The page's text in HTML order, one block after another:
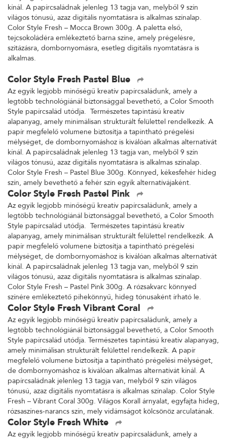
kínál. A papírcsaládnak jelenleg 13 tagja van, melyből 9 szín
világos tónusú, azaz digitális nyomtatásra is alkalmas színalap.
Color Style Fresh – Mocca Brown 300g. A paletta első,
tejcsokoládéra emlékeztető barna színe, amely prégelésre,
szitázásra, dombornyomásra, esetleg digitális nyomtatásra is
alkalmas.
Color Style Fresh Pastel Blue
Az egyik legjobb minőségű kreatív papírcsaládunk, amely a
legtöbb technológiánál biztonsággal bevethető, a Color Smooth
Style papírcsalád utódja. Természetes tapintású kreatív
alapanyag, amely minimálisan strukturált felülettel rendelkezik. A
papír megfelelő volumene biztosítja a tapintható prégelési
mélységet, de dombornyomáshoz is kiválóan alkalmas alternatívát
kínál. A papírcsaládnak jelenleg 13 tagja van, melyből 9 szín
világos tónusú, azaz digitális nyomtatásra is alkalmas színalap.
Color Style Fresh – Pastel Blue 300g. Könnyed, kékesfehér hideg
szín, amely bevethető a fehér szín egyik alternatívájaként.
Color Style Fresh Pastel Pink
Az egyik legjobb minőségű kreatív papírcsaládunk, amely a
legtöbb technológiánál biztonsággal bevethető, a Color Smooth
Style papírcsalád utódja. Természetes tapintású kreatív
alapanyag, amely minimálisan strukturált felülettel rendelkezik. A
papír megfelelő volumene biztosítja a tapintható prégelési
mélységet, de dombornyomáshoz is kiválóan alkalmas alternatívát
kínál. A papírcsaládnak jelenleg 13 tagja van, melyből 9 szín
világos tónusú, azaz digitális nyomtatásra is alkalmas színalap.
Color Style Fresh – Pastel Pink 300g. A rózsakvarc könnyed
színére emlékeztető pihekönnyű, hideg tónusaként írható le.
Color Style Fresh Vibrant Coral
Az egyik legjobb minőségű kreatív papírcsaládunk, amely a
legtöbb technológiánál biztonsággal bevethető, a Color Smooth
Style papírcsalád utódja. Természetes tapintású kreatív alapanyag,
amely minimálisan strukturált felülettel rendelkezik. A papír
megfelelő volumene biztosítja a tapintható prégelési mélységet,
de dombornyomáshoz is kiválóan alkalmas alternatívát kínál. A
papírcsaládnak jelenleg 13 tagja van, melyből 9 szín világos
tónusú, azaz digitális nyomtatásra is alkalmas színalap. Color Style
Fresh – Vibrant Coral 300g. Világos Korall árnyalat, egyfajta hideg,
rózsaszínes-narancs szín, mely vidámságot kölcsönöz arculatának.
Color Style Fresh White
Az egyik legjobb minőségű kreatív papírcsaládunk, amely a